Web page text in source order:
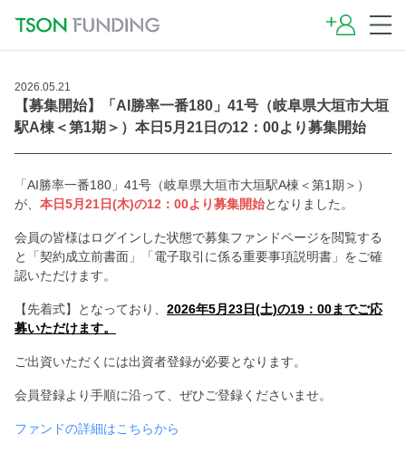
2026.05.21
【募集開始】「AI勝率一番180」41号（岐阜県大垣市大垣
駅A棟＜第1期＞）本日5月21日の12：00より募集開始
「AI勝率一番180」41号（岐阜県大垣市大垣駅A棟＜第1期＞）
が、 本日5月21日(木)の12：00より募集開始となりました。
会員の皆様はログインした状態で募集ファンドページを閲覧する
と「契約成立前書面」「電子取引に係る重要事項説明書」をご確
認いただけます。
【先着式】となっており、 2026年5月23日(土)の19：00までご応
募いただけます。
ご出資いただくには出資者登録が必要となります。
会員登録より手順に沿って、ぜひご登録くださいませ。
ファンドの詳細はこちらから